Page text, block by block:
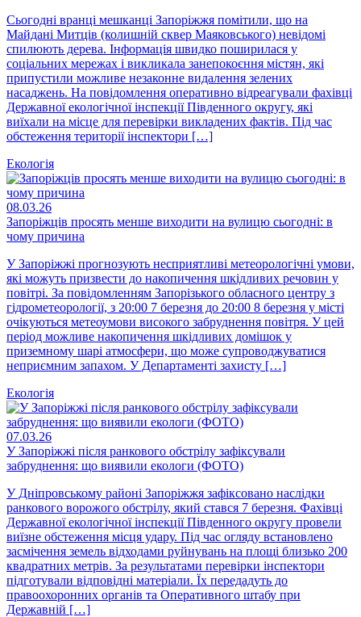
Сьогодні вранці мешканці Запоріжжя помітили, що на
Майдані Митців (колишній сквер Маяковського) невідомі
спилюють дерева. Інформація швидко поширилася у
соціальних мережах і викликала занепокоєння містян, які
припустили можливе незаконне видалення зелених
насаджень. На повідомлення оперативно відреагували фахівці
Державної екологічної інспекції Південного округу, які
виїхали на місце для перевірки викладених фактів. Під час
обстеження території інспектори […]
Екологія
08.03.26
Запоріжців просять менше виходити на вулицю сьогодні: в
чому причина
У Запоріжжі прогнозують несприятливі метеорологічні умови,
які можуть призвести до накопичення шкідливих речовин у
повітрі. За повідомленням Запорізького обласного центру з
гідрометеорології, з 20:00 7 березня до 20:00 8 березня у місті
очікуються метеоумови високого забруднення повітря. У цей
період можливе накопичення шкідливих домішок у
приземному шарі атмосфери, що може супроводжуватися
неприємним запахом. У Департаменті захисту […]
Екологія
07.03.26
У Запоріжжі після ранкового обстрілу зафіксували
забруднення: що виявили екологи (ФОТО)
У Дніпровському районі Запоріжжя зафіксовано наслідки
ранкового ворожого обстрілу, який стався 7 березня. Фахівці
Державної екологічної інспекції Південного округу провели
виїзне обстеження місця удару. Під час огляду встановлено
засмічення земель відходами руйнувань на площі близько 200
квадратних метрів. За результатами перевірки інспектори
підготували відповідні матеріали. Їх передадуть до
правоохоронних органів та Оперативного штабу при
Державній […]